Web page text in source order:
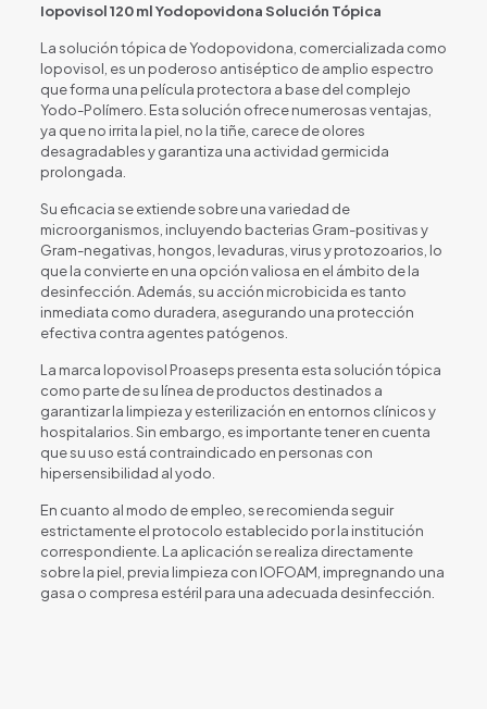
Iopovisol 120 ml Yodopovidona Solución Tópica
La solución tópica de Yodopovidona, comercializada como
Iopovisol, es un poderoso antiséptico de amplio espectro
que forma una película protectora a base del complejo
Yodo-Polímero. Esta solución ofrece numerosas ventajas,
ya que no irrita la piel, no la tiñe, carece de olores
desagradables y garantiza una actividad germicida
prolongada.
Su eficacia se extiende sobre una variedad de
microorganismos, incluyendo bacterias Gram-positivas y
Gram-negativas, hongos, levaduras, virus y protozoarios, lo
que la convierte en una opción valiosa en el ámbito de la
desinfección. Además, su acción microbicida es tanto
inmediata como duradera, asegurando una protección
efectiva contra agentes patógenos.
La marca Iopovisol Proaseps presenta esta solución tópica
como parte de su línea de productos destinados a
garantizar la limpieza y esterilización en entornos clínicos y
hospitalarios. Sin embargo, es importante tener en cuenta
que su uso está contraindicado en personas con
hipersensibilidad al yodo.
En cuanto al modo de empleo, se recomienda seguir
estrictamente el protocolo establecido por la institución
correspondiente. La aplicación se realiza directamente
sobre la piel, previa limpieza con IOFOAM, impregnando una
gasa o compresa estéril para una adecuada desinfección.